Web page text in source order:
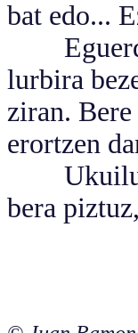
bat edo...
lurbira
ziran.
erortzen
Ukuilu
bera